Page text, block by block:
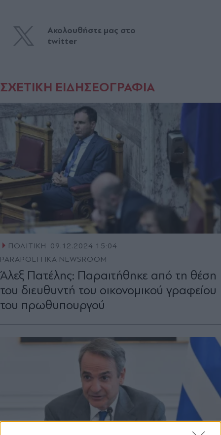
Ακολουθήστε μας στο
twitter
ΣΧΕΤΙΚΗ ΕΙΔΗΣΕΟΓΡΑΦΙΑ
ΠΟΛΙΤΙΚΗ
09.12.2024 15:04
PARAPOLITIKA NEWSROOM
Άλεξ Πατέλης: Παραιτήθηκε από τη θέση
του διευθυντή του οικονομικού γραφείου
του πρωθυπουργού